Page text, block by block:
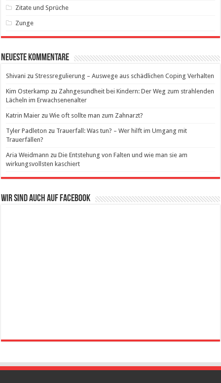
Zitate und Sprüche
Zunge
Neueste Kommentare
Shivani zuStressregulierung – Auswege aus schädlichen Coping Verhalten
Kim Osterkamp zu Zahngesundheit bei Kindern: Der Weg zum strahlenden
Lächeln im Erwachsenenalter
Katrin Maier zuWie oft sollte man zum Zahnarzt?
Tyler Padleton zu Trauerfall: Was tun? – Wer hilft im Umgang mit
Trauerfällen?
Aria Weidmann zuDie Entstehung von Falten und wie man sie am
wirkungsvollsten kaschiert
Wir sind auch auf Facebook